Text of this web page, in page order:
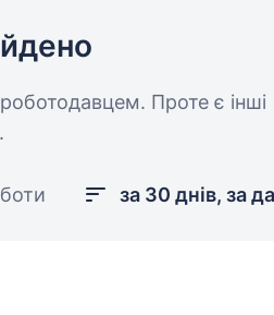
Проте є інші
за 30 днів, за